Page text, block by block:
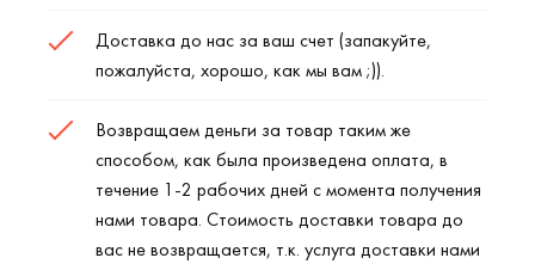
Доставка до нас за ваш счет (запакуйте,
пожалуйста, хорошо, как мы вам ;)).
Возвращаем деньги за товар таким же
способом, как была произведена оплата, в
течение 1-2 рабочих дней с момента получения
нами товара. Стоимость доставки товара до
вас не возвращается, т.к. услуга доставки нами